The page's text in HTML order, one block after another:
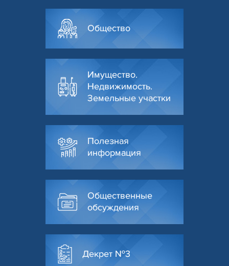
Общество
Имущество.
Недвижимость.
Земельные участки
Полезная
информация
Общественные
обсуждения
Декрет №3